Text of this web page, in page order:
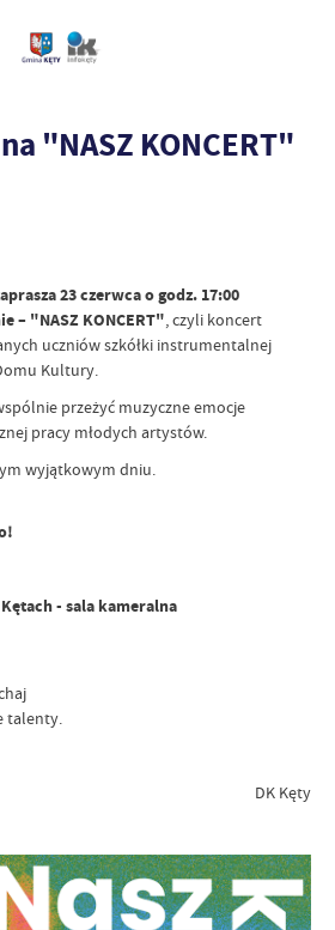
"NASZ KONCERT"
23 czerwca o godz. 17:00
– "NASZ KONCERT", czyli koncert
uczniów szkółki instrumentalnej
Kultury.
przeżyć muzyczne emocje
pracy młodych artystów.
wyjątkowym dniu.
- sala kameralna
talenty.
DK Kęty